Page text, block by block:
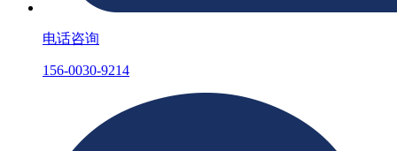
电话咨询
156-0030-9214